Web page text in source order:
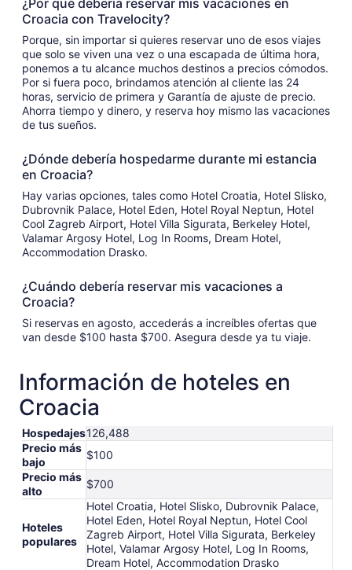
Croacia con Travelocity?
Porque, sin importar si quieres reservar uno de esos viajes
que solo se viven una vez o una escapada de última hora,
ponemos a tu alcance muchos destinos a precios cómodos.
Por si fuera poco, brindamos atención al cliente las 24
horas, servicio de primera y Garantía de ajuste de precio.
Ahorra tiempo y dinero, y reserva hoy mismo las vacaciones
de tus sueños.
¿Dónde debería hospedarme durante mi estancia
en Croacia?
Hay varias opciones, tales como Hotel Croatia, Hotel Slisko,
Dubrovnik Palace, Hotel Eden, Hotel Royal Neptun, Hotel
Cool Zagreb Airport, Hotel Villa Sigurata, Berkeley Hotel,
Valamar Argosy Hotel, Log In Rooms, Dream Hotel,
Accommodation Drasko.
¿Cuándo debería reservar mis vacaciones a
Croacia?
Si reservas en agosto, accederás a increíbles ofertas que
van desde $100 hasta $700. Asegura desde ya tu viaje.
Información de hoteles en
Croacia
Hospedajes126,488
Precio más
bajo
$100
Precio más
alto
$700
Hoteles
populares
Hotel Croatia, Hotel Slisko, Dubrovnik Palace,
Hotel Eden, Hotel Royal Neptun, Hotel Cool
Zagreb Airport, Hotel Villa Sigurata, Berkeley
Hotel, Valamar Argosy Hotel, Log In Rooms,
Dream Hotel, Accommodation Drasko